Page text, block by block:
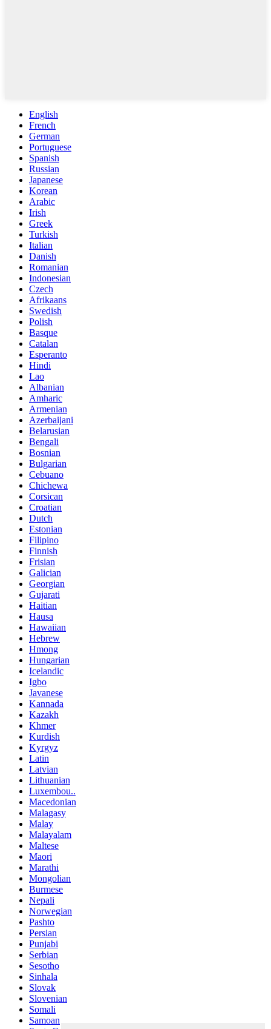
English
French
German
Portuguese
Spanish
Russian
Japanese
Korean
Arabic
Irish
Greek
Turkish
Italian
Danish
Romanian
Indonesian
Czech
Afrikaans
Swedish
Polish
Basque
Catalan
Esperanto
Hindi
Lao
Albanian
Amharic
Armenian
Azerbaijani
Belarusian
Bengali
Bosnian
Bulgarian
Cebuano
Chichewa
Corsican
Croatian
Dutch
Estonian
Filipino
Finnish
Frisian
Galician
Georgian
Gujarati
Haitian
Hausa
Hawaiian
Hebrew
Hmong
Hungarian
Icelandic
Igbo
Javanese
Kannada
Kazakh
Khmer
Kurdish
Kyrgyz
Latin
Latvian
Lithuanian
Luxembou..
Macedonian
Malagasy
Malay
Malayalam
Maltese
Maori
Marathi
Mongolian
Burmese
Nepali
Norwegian
Pashto
Persian
Punjabi
Serbian
Sesotho
Sinhala
Slovak
Slovenian
Somali
Samoan